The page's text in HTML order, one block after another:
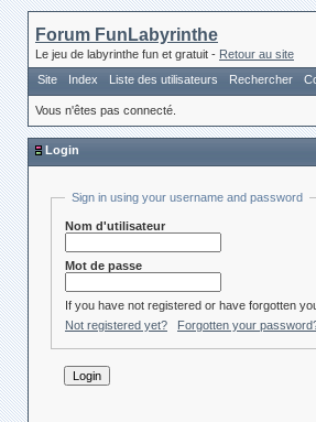
Forum FunLabyrinthe
Le jeu de labyrinthe fun et gratuit - Retour au site
Site
Index Liste des utilisateurs Rechercher
Vous n'êtes pas connecté.
Login
Sign in using your username and password
Nom d'utilisateur
Mot de passe
If you have not registered or have forgotten
Not registered yet?
Forgotten your